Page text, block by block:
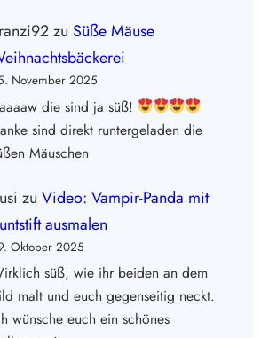
zu Süße Mäuse
November 2025
die sind ja süß!
sind direkt runtergeladen die
Mäuschen
zu Video: Vampir-Panda mit
ausmalen
Oktober 2025
süß, wie ihr beiden an dem
malt und euch gegenseitig neckt.
wünsche euch ein schönes